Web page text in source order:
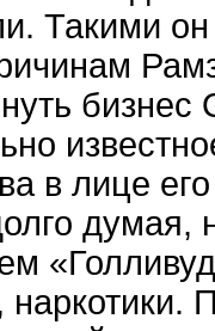
Такими
в лице
думая,
наркотики.